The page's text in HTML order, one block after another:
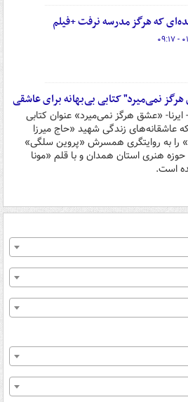
که هرگز مدرسه نرفت +فیلم
نمی‌میرد" کتابی بی‌بهانه برای عاشقی
«عشق هرگز نمی‌میرد» عنوان کتابی
عاشقانه‌های زندگی شهید «حاج میرزا
را به روایتگری همسرش «پروین سلگی»
هنری استان همدان و با قلم «مونا
است.